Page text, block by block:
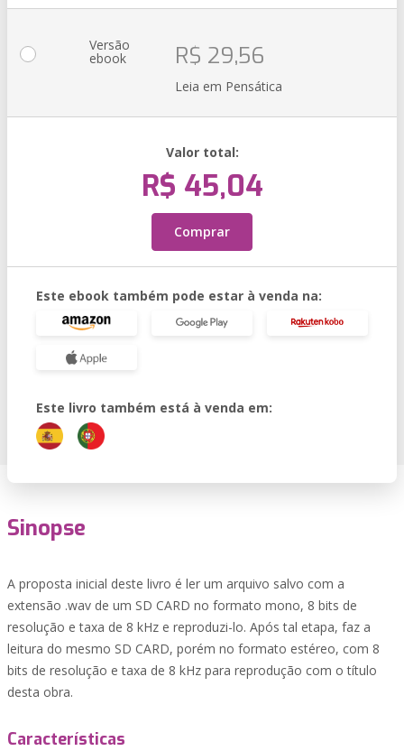
Versão
ebook R$ 29,56
Leia em Pensática
Valor total:
R$ 45,04
Comprar
Este ebook também pode estar à venda na:
Este livro também está à venda em:
Sinopse
A proposta inicial deste livro é ler um arquivo salvo com a
extensão .wav de um SD CARD no formato mono, 8 bits de
resolução e taxa de 8 kHz e reproduzi-lo. Após tal etapa, faz a
leitura do mesmo SD CARD, porém no formato estéreo, com 8
bits de resolução e taxa de 8 kHz para reprodução com o título
desta obra.
Características